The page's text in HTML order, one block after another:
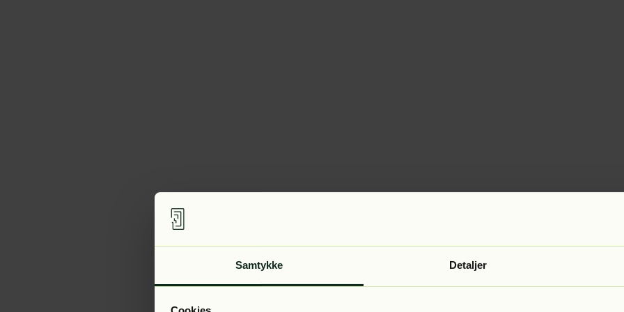
Samtykke Detaljer